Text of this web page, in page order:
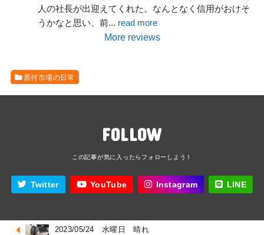
人の社長が出迎えてくれた。なんとなく信用がおけそ
うかなと思い、前... read more
More reviews
原付市場の日常
FOLLOW
Twitter YouTube Instagram LINE
2023/05/24 水曜日 晴れ